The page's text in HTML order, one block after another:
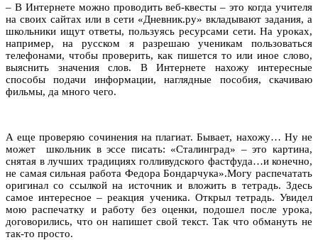
– В Интернете можно проводить веб-квесты – это когда учителя
на своих сайтах или в сети «Дневник.ру» вкладывают задания, а
школьники ищут ответы, пользуясь ресурсами сети. На уроках,
например, на русском я разрешаю ученикам пользоваться
телефонами, чтобы проверить, как пишется то или иное слово,
выяснить значения слов. В Интернете нахожу интересные
способы подачи информации, наглядные пособия, скачиваю
фильмы, да много чего.
А еще проверяю сочинения на плагиат. Бывает, нахожу… Ну не
может школьник в эссе писать: «Сталинград» – это картина,
снятая в лучших традициях голливудского фастфуда…и конечно,
не самая сильная работа Федора Бондарчука».Могу распечатать
оригинал со ссылкой на источник и вложить в тетрадь. Здесь
самое интересное – реакция ученика. Открыл тетрадь. Увидел
мою распечатку и работу без оценки, подошел после урока,
договорились, что он напишет свой текст. Так что обмануть не
так-то просто.